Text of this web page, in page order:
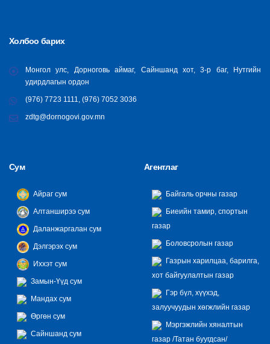
Холбоо барих
Монгол улс, Дорноговь аймаг, Сайншанд хот, 3-р баг, Нутгийн
удирдлагын ордон
(976) 7723 1111, (976) 7052 3036
zdtg@dornogovi.gov.mn
Сум
Айраг сум
Алтанширээ сум
Даланжаргалан сум
Дэлгэрэх сум
Иххэт сум
Замын-Үүд сум
Мандах сум
Өргөн сум
Сайншанд сум
Агентлаг
Байгаль орчны газар
Биеийн тамир, спортын
газар
Боловсролын газар
Газрын харилцаа, барилга,
хот байгуулалтын газар
Гэр бүл, хүүхэд,
залуучуудын хөгжлийн газар
Мэргэжлийн хяналтын
газар /Татан буугдсан/